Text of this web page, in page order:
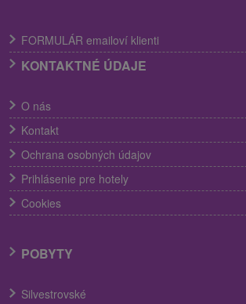
FORMULÁR emailoví klienti
KONTAKTNÉ ÚDAJE
O nás
Kontakt
Ochrana osobných údajov
Prihlásenie pre hotely
Cookies
POBYTY
Silvestrovské